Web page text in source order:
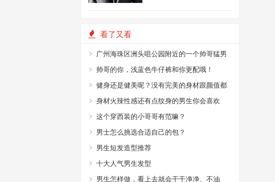
看了又看
广州海珠区洲头咀公园附近的一个帅哥猛男
烤肉摊
帅哥的你，浅蓝色牛仔裤和你更配哦！
健身还是健美呢？没有完美的身材跟颜值都
不敢这么穿！
身材火辣性感还有点纹身的男生你会喜欢
嘛？
这个穿西装的小哥哥有范嘛？
男士怎么挑选合适自己的包？
男生短发造型推荐
十大人气男生发型
男生怎样做，看上去就会干干净净、不油